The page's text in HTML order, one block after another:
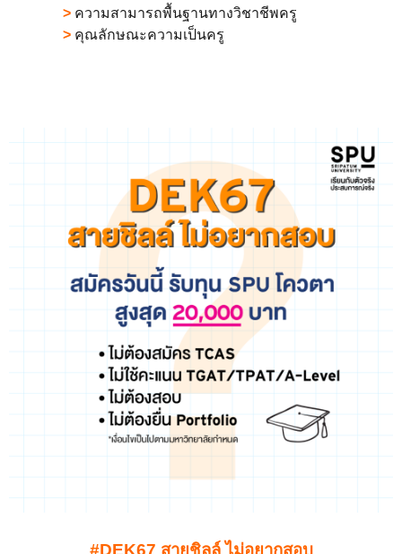
> ความสามารถพื้นฐานทางวิชาชีพครู
> คุณลักษณะความเป็นครู
#DEK67 สายชิลล์ ไม่อยากสอบ